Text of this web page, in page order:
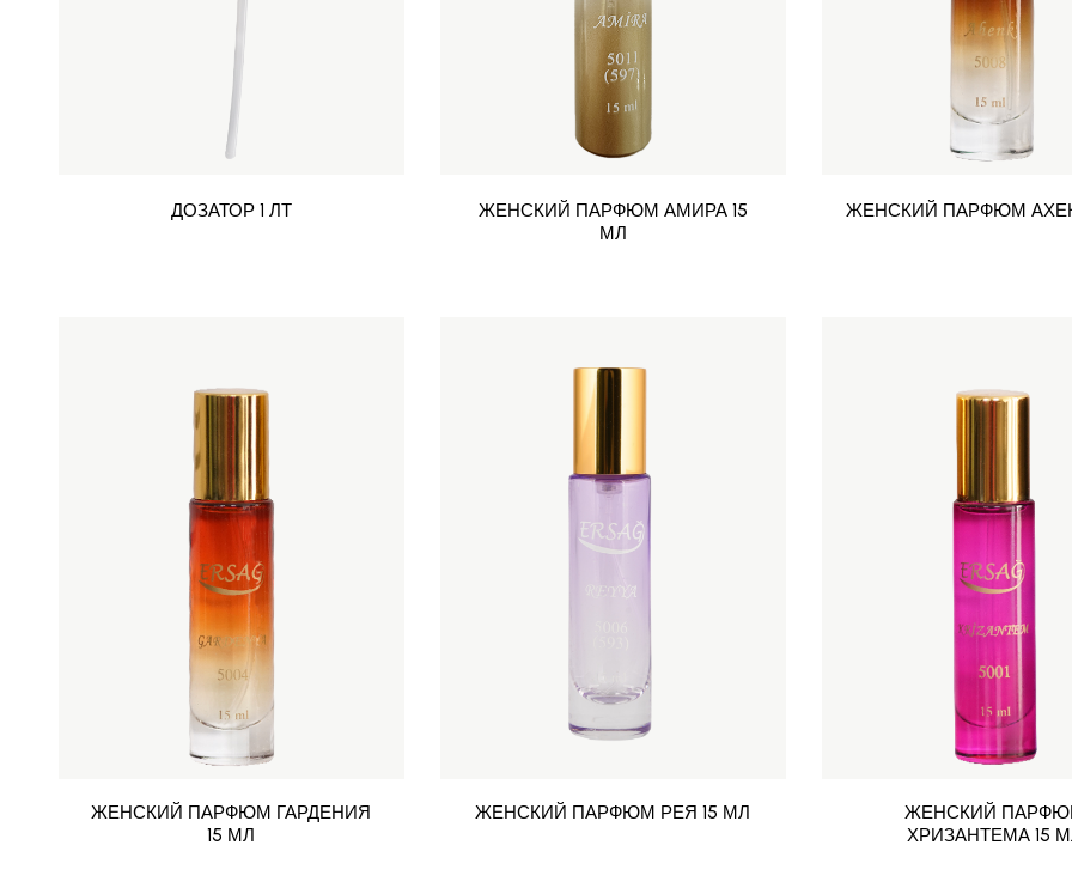
ДОЗАТОР 1 ЛТ
ЖЕНСКИЙ ПАРФЮМ АМИРА 15
МЛ
ЖЕНСКИЙ ПАРФЮМ
ЖЕНСКИЙ ПАРФЮМ ГАРДЕНИЯ
15 МЛ
ЖЕНСКИЙ ПАРФЮМ РЕЯ 15 МЛ
ЖЕНСКИЙ
ХРИЗАНТЕМА 15